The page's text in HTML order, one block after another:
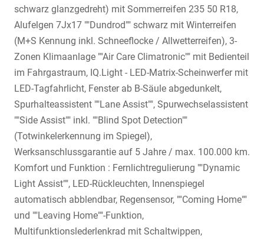
schwarz glanzgedreht) mit Sommerreifen 235 50 R18,
Alufelgen 7Jx17 ""Dundrod"" schwarz mit Winterreifen
(M+S Kennung inkl. Schneeflocke / Allwetterreifen), 3-
Zonen Klimaanlage ""Air Care Climatronic"" mit Bedienteil
im Fahrgastraum, IQ.Light - LED-Matrix-Scheinwerfer mit
LED-Tagfahrlicht, Fenster ab B-Säule abgedunkelt,
Spurhalteassistent ""Lane Assist"", Spurwechselassistent
""Side Assist"" inkl. ""Blind Spot Detection""
(Totwinkelerkennung im Spiegel),
Werksanschlussgarantie auf 5 Jahre / max. 100.000 km.
Komfort und Funktion : Fernlichtregulierung ""Dynamic
Light Assist"", LED-Rückleuchten, Innenspiegel
automatisch abblendbar, Regensensor, ""Coming Home""
und ""Leaving Home""-Funktion,
Multifunktionslederlenkrad mit Schaltwippen,